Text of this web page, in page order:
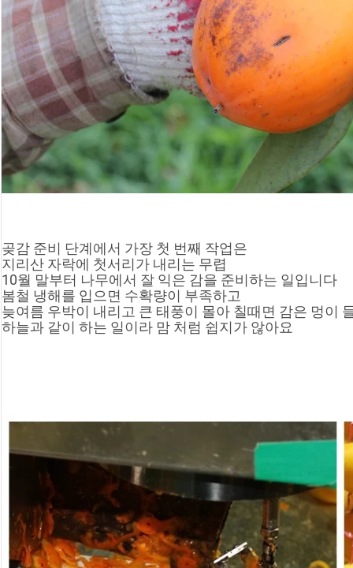
곶감 준비 단계에서 가장 첫 번째 작업은
지리산 자락에 첫서리가 내리는 무렵
10월 말부터 나무에서 잘 익은 감을 준비하는 일입니다
봄철 냉해를 입으면 수확량이 부족하고
늦여름 우박이 내리고 큰 태풍이 몰아 칠때면 감은 멍이
하늘과 같이 하는 일이라 맘 처럼 쉽지가 않아요